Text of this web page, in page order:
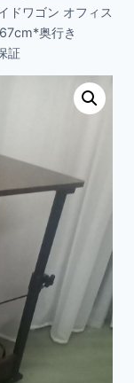
ドワゴン オフィス
奥行き
証